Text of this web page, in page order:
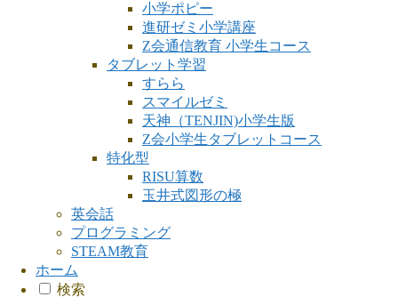
小学ポピー
進研ゼミ小学講座
Z会通信教育 小学生コース
タブレット学習
すらら
スマイルゼミ
天神（TENJIN)小学生版
Z会小学生タブレットコース
特化型
RISU算数
玉井式図形の極
英会話
プログラミング
STEAM教育
ホーム
検索